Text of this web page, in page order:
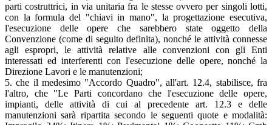
parti costruttrici, in via unitaria fra le stesse ovvero per singoli lotti,
con la formula del "chiavi in mano", la progettazione esecutiva,
l'esecuzione delle opere che sarebbero state oggetto della
Convenzione (come di seguito definita), nonché le attività connesse
agli espropri, le attività relative alle convenzioni con gli Enti
interessati ed interferenti con l'esecuzione delle opere, nonché la
Direzione Lavori e le manutenzioni;
5. che il medesimo "Accordo Quadro", all'art. 12.4, stabilisce, fra
l'altro, che "Le Parti concordano che l'esecuzione delle opere,
impianti, delle attività di cui al precedente art. 12.3 e delle
manutenzioni sarà ripartita secondo le seguenti quote e modalità: